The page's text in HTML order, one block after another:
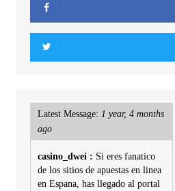
Latest Message: 1 year, 4 months
ago
casino_dwei : Si eres fanatico
de los sitios de apuestas en linea
en Espana, has llegado al portal